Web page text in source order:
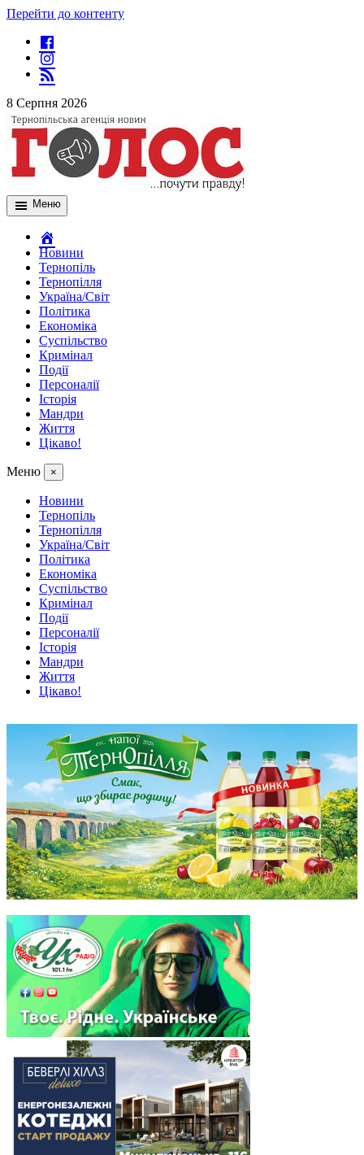
Перейти до контенту
8 Серпня 2026
Меню
Новини
Тернопіль
Тернопілля
Україна/Світ
Політика
Економіка
Суспільство
Кримінал
Події
Персоналії
Історія
Мандри
Життя
Цікаво!
Меню ×
Новини
Тернопіль
Тернопілля
Україна/Світ
Політика
Економіка
Суспільство
Кримінал
Події
Персоналії
Історія
Мандри
Життя
Цікаво!